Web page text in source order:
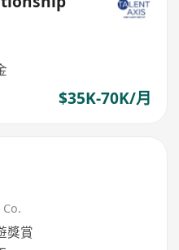
$35K-70K/月
獎賞